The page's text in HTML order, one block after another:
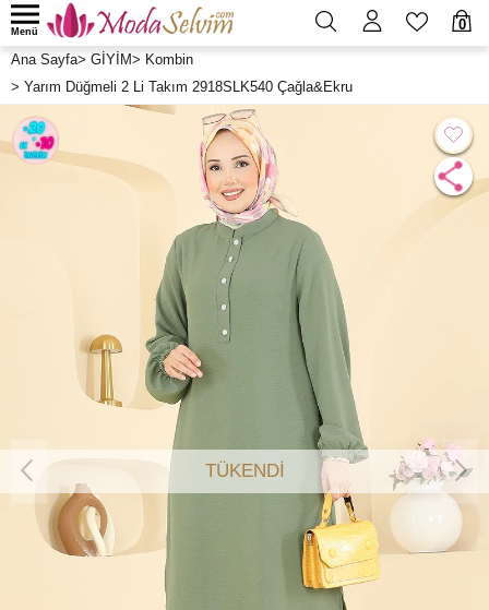
0
Menü
Ana Sayfa> GİYİM> Kombin
> Yarım Düğmeli 2 Li Takım 2918SLK540 Çağla&Ekru
TÜKENDİ